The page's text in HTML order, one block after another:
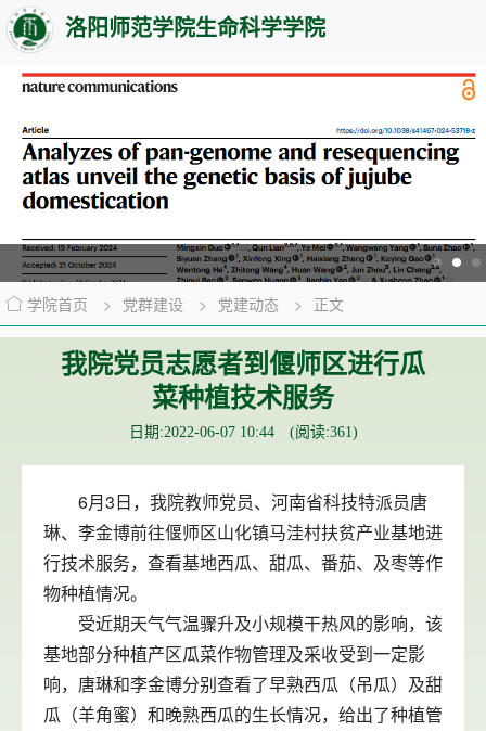
洛阳师范学院生命科学学院
学院首页 > 党群建设 > 党建动态 > 正文
我院党员志愿者到偃师区进行瓜
菜种植技术服务
日期:2022-06-07 10:44 (阅读:361)
6月3日，我院教师党员、河南省科技特派员唐
琳、李金博前往偃师区山化镇马洼村扶贫产业基地进
行技术服务，查看基地西瓜、甜瓜、番茄、及枣等作
物种植情况。
受近期天气气温骤升及小规模干热风的影响，该
基地部分种植产区瓜菜作物管理及采收受到一定影
响，唐琳和李金博分别查看了早熟西瓜（吊瓜）及甜
瓜（羊角蜜）和晚熟西瓜的生长情况，给出了种植管